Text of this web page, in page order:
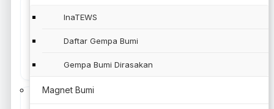
InaTEWS
Daftar Gempa Bumi
Gempa Bumi Dirasakan
Magnet Bumi